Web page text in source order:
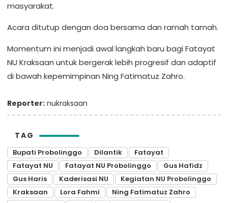
masyarakat.
Acara ditutup dengan doa bersama dan ramah tamah.
Momentum ini menjadi awal langkah baru bagi Fatayat
NU Kraksaan untuk bergerak lebih progresif dan adaptif
di bawah kepemimpinan Ning Fatimatuz Zahro.
Reporter: nukraksaan
TAG
Bupati Probolinggo Dilantik
Fatayat
Fatayat NU
Fatayat NU Probolinggo
Gus Hafidz
Gus Haris
Kaderisasi NU
Kegiatan NU Probolinggo
Kraksaan
Lora Fahmi
Ning Fatimatuz Zahro